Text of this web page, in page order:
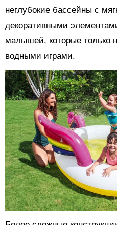
неглубокие бассейны с
декоративными
малышей, которые только
водными играми.